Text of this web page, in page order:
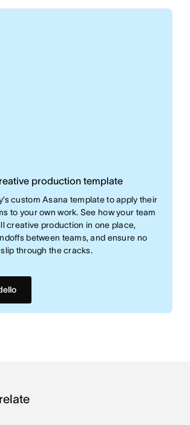
production template
custom Asana template to apply their
to your own work. See how your team
creative production in one place,
between teams, and ensure no
through the cracks.